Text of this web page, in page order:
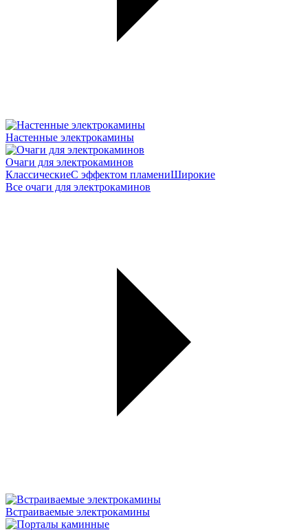
Настенные электрокамины
Очаги для электрокаминов
КлассическиеС эффектом пламениШирокие
Все очаги для электрокаминов
Встраиваемые электрокамины